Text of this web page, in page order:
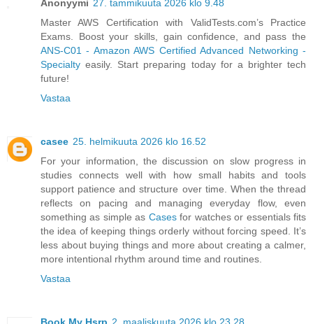
Anonyymi 27. tammikuuta 2026 klo 9.48
Master AWS Certification with ValidTests.com’s Practice
Exams. Boost your skills, gain confidence, and pass the
ANS-C01 - Amazon AWS Certified Advanced Networking -
Specialty easily. Start preparing today for a brighter tech
future!
Vastaa
casee 25. helmikuuta 2026 klo 16.52
For your information, the discussion on slow progress in
studies connects well with how small habits and tools
support patience and structure over time. When the thread
reflects on pacing and managing everyday flow, even
something as simple as Casesfor watches or essentials fits
the idea of keeping things orderly without forcing speed. It’s
less about buying things and more about creating a calmer,
more intentional rhythm around time and routines.
Vastaa
Book My Hsrp 2. maaliskuuta 2026 klo 23.28